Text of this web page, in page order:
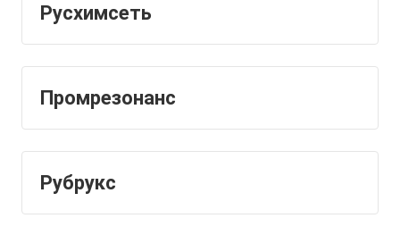
Русхимсеть
Промрезонанс
Рубрукс